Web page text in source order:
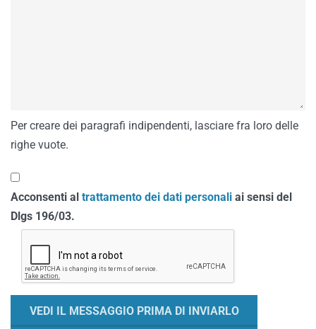
Per creare dei paragrafi indipendenti, lasciare fra loro delle
righe vuote.
Acconsenti al trattamento dei dati personali ai sensi del
Dlgs 196/03.